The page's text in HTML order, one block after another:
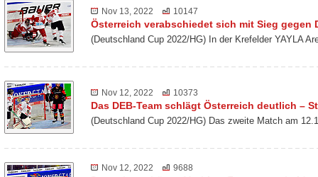
Nov 13, 2022 10147
Österreich verabschiedet sich mit Sieg gegen
(Deutschland Cup 2022/HG) In der Krefelder YAYLA
Nov 12, 2022 10373
Das DEB-Team schlägt Österreich deutlich –
(Deutschland Cup 2022/HG) Das zweite Match am
Nov 12, 2022 9688